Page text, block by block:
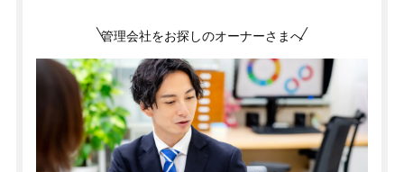
管理会社をお探しのオーナーさまへ